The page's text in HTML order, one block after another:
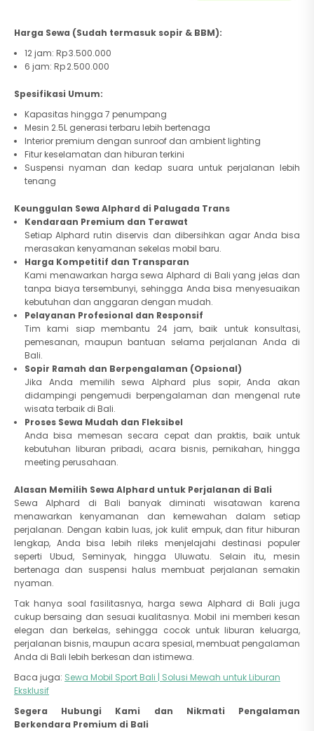
Harga Sewa (Sudah termasuk sopir & BBM):
12 jam: Rp 3.500.000
6 jam: Rp 2.500.000
Spesifikasi Umum:
Kapasitas hingga 7 penumpang
Mesin 2.5L generasi terbaru lebih bertenaga
Interior premium dengan sunroof dan ambient lighting
Fitur keselamatan dan hiburan terkini
Suspensi nyaman dan kedap suara untuk perjalanan lebih
tenang
Keunggulan Sewa Alphard di Palugada Trans
Kendaraan Premium dan Terawat
Setiap Alphard rutin diservis dan dibersihkan agar Anda bisa
merasakan kenyamanan sekelas mobil baru.
Harga Kompetitif dan Transparan
Kami menawarkan harga sewa Alphard di Bali yang jelas dan
tanpa biaya tersembunyi, sehingga Anda bisa menyesuaikan
kebutuhan dan anggaran dengan mudah.
Pelayanan Profesional dan Responsif
Tim kami siap membantu 24 jam, baik untuk konsultasi,
pemesanan, maupun bantuan selama perjalanan Anda di
Bali.
Sopir Ramah dan Berpengalaman (Opsional)
Jika Anda memilih sewa Alphard plus sopir, Anda akan
didampingi pengemudi berpengalaman dan mengenal rute
wisata terbaik di Bali.
Proses Sewa Mudah dan Fleksibel
Anda bisa memesan secara cepat dan praktis, baik untuk
kebutuhan liburan pribadi, acara bisnis, pernikahan, hingga
meeting perusahaan.
Alasan Memilih Sewa Alphard untuk Perjalanan di Bali
Sewa Alphard di Bali banyak diminati wisatawan karena
menawarkan kenyamanan dan kemewahan dalam setiap
perjalanan. Dengan kabin luas, jok kulit empuk, dan fitur hiburan
lengkap, Anda bisa lebih rileks menjelajahi destinasi populer
seperti Ubud, Seminyak, hingga Uluwatu. Selain itu, mesin
bertenaga dan suspensi halus membuat perjalanan semakin
nyaman.
Tak hanya soal fasilitasnya, harga sewa Alphard di Bali juga
cukup bersaing dan sesuai kualitasnya. Mobil ini memberi kesan
elegan dan berkelas, sehingga cocok untuk liburan keluarga,
perjalanan bisnis, maupun acara spesial, membuat pengalaman
Anda di Bali lebih berkesan dan istimewa.
Baca juga: Sewa Mobil Sport Bali | Solusi Mewah untuk Liburan
Eksklusif
Segera Hubungi Kami dan Nikmati Pengalaman
Berkendara Premium di Bali